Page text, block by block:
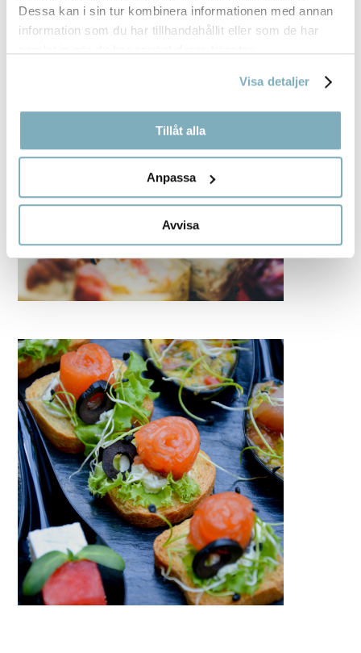
Dessa kan i sin tur kombinera informationen med annan
information som du har tillhandahållit eller som de har
Visa detaljer
Tillåt alla
Anpassa
Avvisa